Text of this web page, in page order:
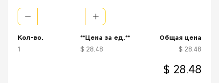
Кол-во.
1
**Цена за ед.**
$ 28.48
Общая цена
$ 28.48
$ 28.48